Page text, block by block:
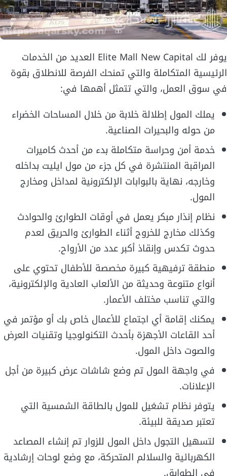
يوفر لك Elite Mall New Capital العديد من الخدمات
الرئيسية المتكاملة والتي تمنحك الفرصة للانطلاق بقوة
في سوق العمل، والتي تتمثل أهمها في:
يملك المول إطلالة خلابة من خلال المساحات الخضراء
من حوله والبحيرات الصناعية.
خدمة أمن وحراسة متكاملة بدء من أحدث كاميرات
المراقبة المنتشرة في كل جزء من مول ايليت بداخله
وخارجه، نهاية بالبوابات الإلكترونية لمداخل ومخارج
المول.
نظام إنذار مبكر يعمل في أوقات الطوارئ والحوادث
وكذلك مخارج للخروج أثناء الطوارئ والحريق لعدم
حدوث تكدس وإنقاذ أكبر عدد من الأرواح.
منطقة ترفيهية كبيرة مخصصة للأطفال تحتوي على
أنواع متنوعة وحديثة من الألعاب العادية والإلكترونية،
والتي تناسب مختلف الأعمار.
يمكنك إقامة أي اجتماع للأعمال خاص بك أو مؤتمر في
أحد القاعات الأجهزة بأحدث التكنولوجيا وتقنيات العرض
والصوت داخل المول.
في واجهة المول تم وضع شاشات عرض كبيرة من أجل
الإعلانات.
يتوفر نظام تشغيل للمول بالطاقة الشمسية التي
تعتبر صديقة للبيئة.
لتسهيل التجول داخل المول للزوار تم إنشاء المصاعد
الكهربائية والسلالم المتحركة، مع وضع لوحات إرشادية